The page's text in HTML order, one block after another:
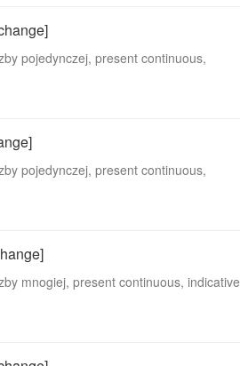
pojedynczej, present continuous,
pojedynczej, present continuous,
mnogiej, present continuous, indicative